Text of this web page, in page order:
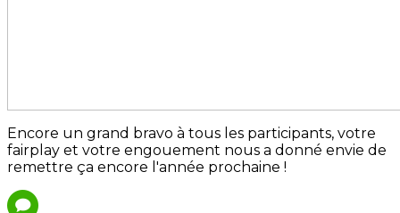
Encore un grand bravo à tous les participants, votre
fairplay et votre engouement nous a donné envie de
remettre ça encore l'année prochaine !